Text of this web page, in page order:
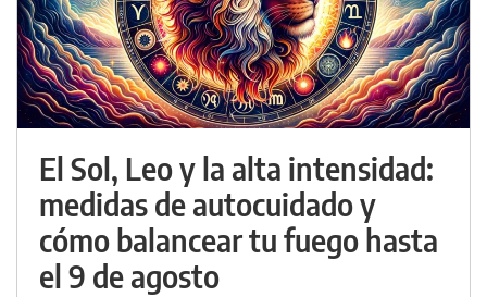
El Sol, Leo y la alta intensidad:
medidas de autocuidado y
cómo balancear tu fuego hasta
el 9 de agosto